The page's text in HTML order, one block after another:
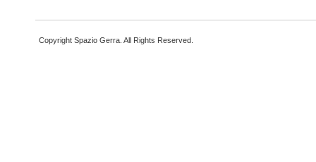
Copyright Spazio Gerra. All Rights Reserved.